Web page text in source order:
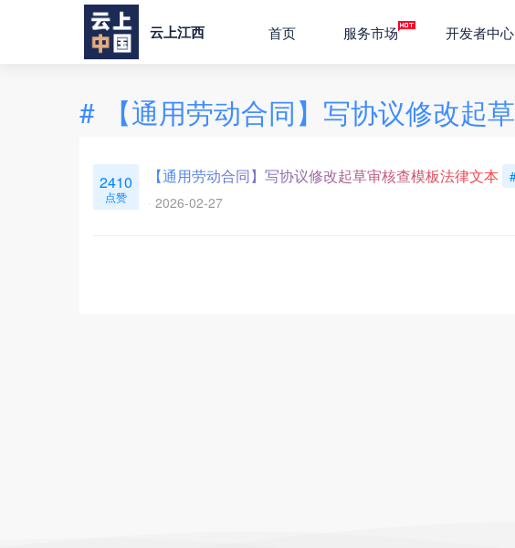
云上江西 首页 服务市场 开发者中心
# 【通用劳动合同】写协议修改起
2410
点赞
【通用劳动合同】写协议修改起草审核查模板法律文本
2026-02-27